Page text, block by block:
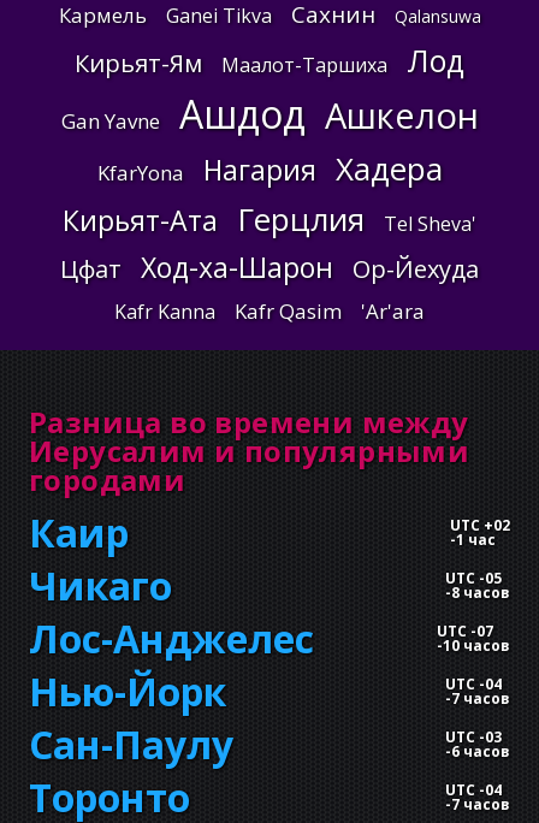
Кармель Ganei Tikva Сахнин Qalansuwa
Кирьят-Ям Маалот-Таршиха Лод
Gan Yavne Ашдод Ашкелон
KfarYona Нагария Хадера
Кирьят-Ата Герцлия Tel Sheva'
Цфат Ход-ха-Шарон Ор-Йехуда
Kafr Kanna Kafr Qasim 'Ar'ara
Разница во времени между
Иерусалим и популярными
городами
Каир UTC +02
-1 час
Чикаго UTC -05
-8 часов
Лос-Анджелес UTC -07
-10 часов
Нью-Йорк UTC -04
-7 часов
Сан-Паулу UTC -03
-6 часов
Торонто UTC -04
-7 часов